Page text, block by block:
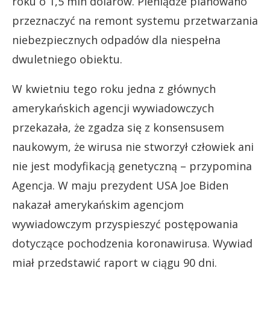
przeznaczyć na remont systemu przetwarzania
niebezpiecznych odpadów dla niespełna
dwuletniego obiektu.
W kwietniu tego roku jedna z głównych
amerykańskich agencji wywiadowczych
przekazała, że zgadza się z konsensusem
naukowym, że wirusa nie stworzył człowiek ani
nie jest modyfikacją genetyczną – przypomina
Agencja. W maju prezydent USA Joe Biden
nakazał amerykańskim agencjom
wywiadowczym przyspieszyć postępowania
dotyczące pochodzenia koronawirusa. Wywiad
miał przedstawić raport w ciągu 90 dni.